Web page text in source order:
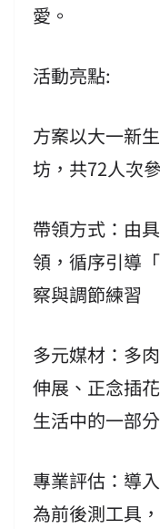
愛。
活動亮點:
方案以大一新
坊，共72人次
帶領方式：由
領，循序引導
察與調節練習
多元媒材：多
伸展、正念插
生活中的一部分
專業評估：導
為前後測工具